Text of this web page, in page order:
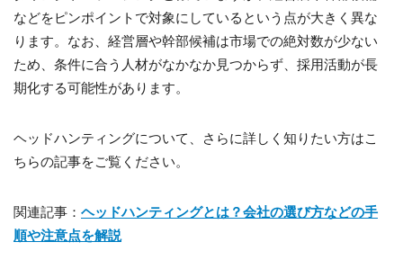
などをピンポイントで対象にしているという点が大きく異な
ります。なお、経営層や幹部候補は市場での絶対数が少ない
ため、条件に合う人材がなかなか見つからず、採用活動が長
期化する可能性があります。
ヘッドハンティングについて、さらに詳しく知りたい方はこ
ちらの記事をご覧ください。
関連記事： ヘッドハンティングとは？会社の選び方などの手
順や注意点を解説